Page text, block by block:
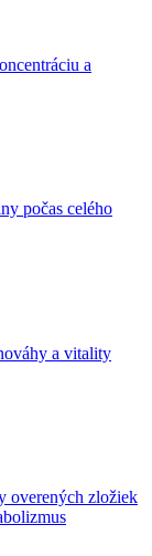
a
počas celého
a vitality
overených zložiek